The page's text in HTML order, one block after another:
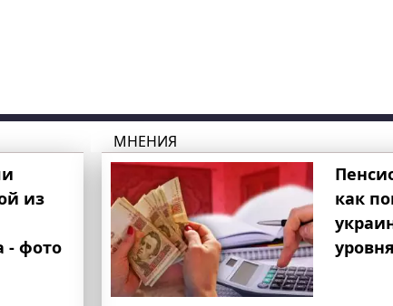
из
- фото
МНЕНИЯ
как